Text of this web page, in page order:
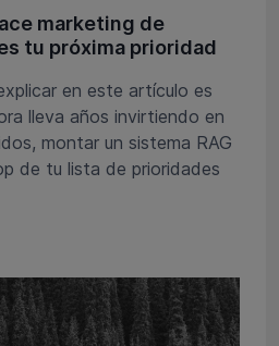
marketing de
tu próxima prioridad
en este artículo es
lleva años invirtiendo en
montar un sistema RAG
de tu lista de prioridades